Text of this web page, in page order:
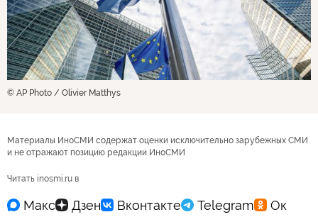
© AP Photo / Olivier Matthys
Материалы ИноСМИ содержат оценки исключительно зарубежных СМИ
и не отражают позицию редакции ИноСМИ
Читать inosmi.ru в